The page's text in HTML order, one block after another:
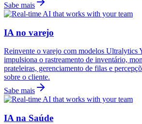
Sabe mais
IA no varejo
Reinvente o varejo com modelos
impulsiona o rastreamento de inventário,
prateleiras, gerenciamento de filas e
sobre o cliente.
Sabe mais
IA na Saúde